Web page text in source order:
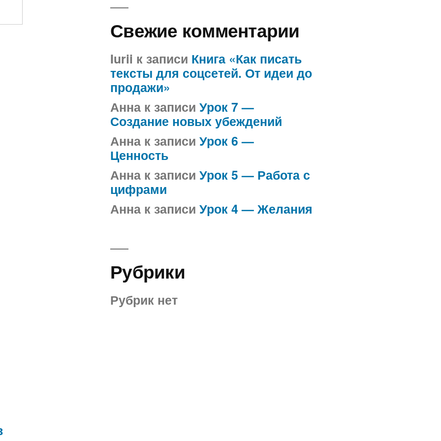
Свежие комментарии
Iurii к записи Книга «Как писать
тексты для соцсетей. От идеи до
продажи»
Анна к записи Урок 7 —
Создание новых убеждений
Анна к записи Урок 6 —
Ценность
Анна к записи Урок 5 — Работа с
цифрами
Анна к записи Урок 4 — Желания
Рубрики
Рубрик нет